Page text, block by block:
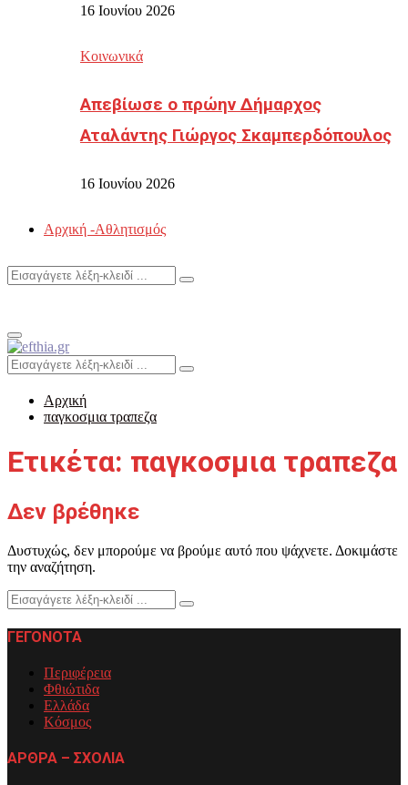
16 Ιουνίου 2026
Κοινωνικά
Απεβίωσε ο πρώην Δήμαρχος
Αταλάντης Γιώργος Σκαμπερδόπουλος
16 Ιουνίου 2026
Αρχική -Αθλητισμός
Search
Search
Primary
Menu
Search
for:
Search
Αρχική
παγκοσμια τραπεζα
Ετικέτα: παγκοσμια τραπεζα
Δεν βρέθηκε
Δυστυχώς, δεν μπορούμε να βρούμε αυτό που ψάχνετε. Δοκιμάστε
την αναζήτηση.
Search
for:
Search
ΓΕΓΟΝΟΤΑ
Περιφέρεια
Φθιώτιδα
Ελλάδα
Κόσμος
ΑΡΘΡΑ – ΣΧΟΛΙΑ